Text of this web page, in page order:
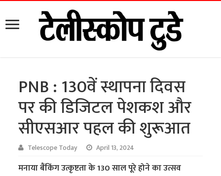
PNB : 130वें स्थापना दिवस
पर की डिजिटल पेशकश और
सीएसआर पहल की शुरूआत
Telescope Today April 13, 2024
मनाया बैंकिंग उत्कृष्टता के 130 साल पूरे होने का उत्सव